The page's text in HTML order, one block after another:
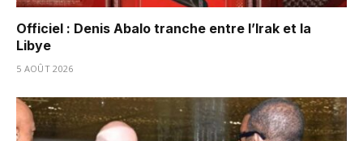
Officiel : Denis Abalo tranche entre l’Irak et la
Libye
5 AOÛT 2026